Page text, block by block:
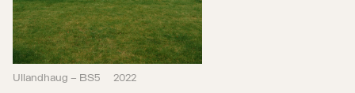
Ullandhaug – BS5 2022